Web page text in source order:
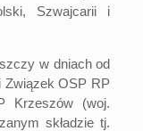
Szwajcarii i
w dniach od
Związek OSP RP
Krzeszów (woj.
składzie tj.